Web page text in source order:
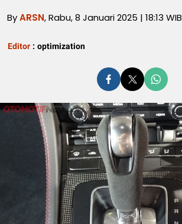
ByARSN, Rabu, 8 Januari 2025 | 18:13 WIB
Editor : optimization